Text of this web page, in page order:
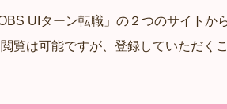
UIターン転職」の２つのサイトか
覧は可能ですが、登録していただく